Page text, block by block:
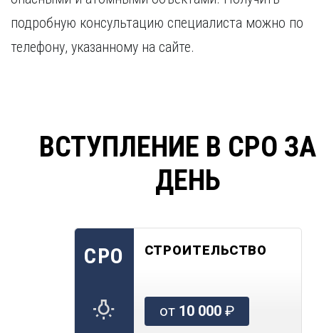
подробную консультацию специалиста можно по
телефону, указанному на сайте.
ВСТУПЛЕНИЕ В СРО
ДЕНЬ
СРО СТРОИТЕЛЬСТВО
от 10 000₽